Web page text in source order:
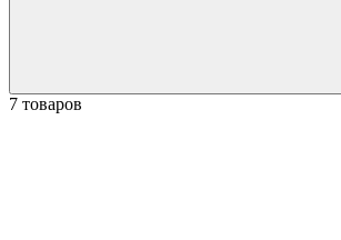
7 товаров